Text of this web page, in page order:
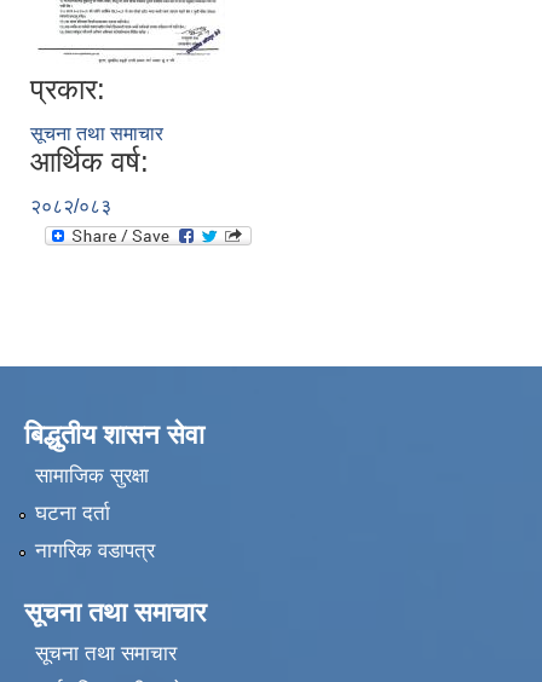
प्रकार:
सूचना तथा समाचार
आर्थिक वर्ष:
२०८२/०८३
बिद्धुतीय शासन सेवा
सामाजिक सुरक्षा
घटना दर्ता
नागरिक वडापत्र
सूचना तथा समाचार
सूचना तथा समाचार